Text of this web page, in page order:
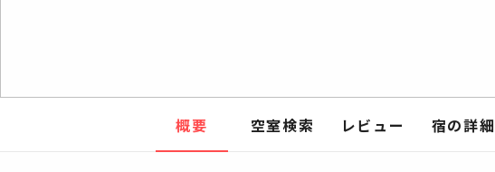
概要 空室検索 レビュー 宿の詳細